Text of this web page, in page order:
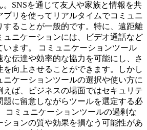
。SNSを通じて友人や家族と情報を共
プリを使ってリアルタイムでコミュニ
することが一般的です。特に、遠距離
ュニケーションには、ビデオ通話など
います。 コミュニケーションツール
伝達や効率的な協力を可能にし、さ
を向上させることができます。しかし
ニケーションツールの選択や使い方に
えば、ビジネスの場面ではセキュリテ
題に留意しながらツールを選定する必
コミュニケーションツールの過剰な
ションの質や効果を損なう可能性があ